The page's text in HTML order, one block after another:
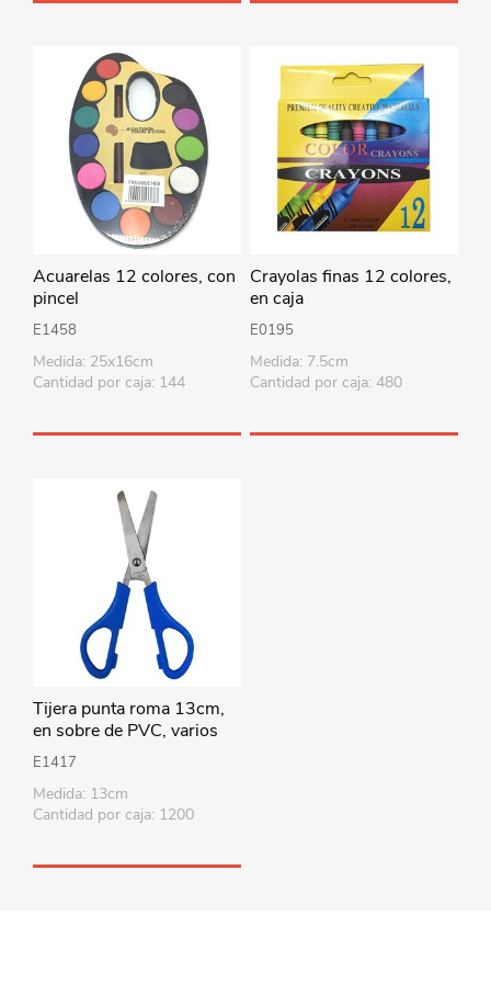
Acuarelas 12 colores, con
pincel
E1458
Medida: 25x16cm
Cantidad por caja: 144
Crayolas finas 12 colores,
en caja
E0195
Medida: 7.5cm
Cantidad por caja: 480
Tijera punta roma 13cm,
en sobre de PVC, varios
colores
E1417
Medida: 13cm
Cantidad por caja: 1200